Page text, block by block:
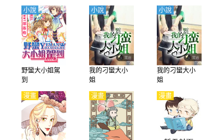
語】
的無聊世界）
【日語】
險記）【國
語】
野蠻大小姐駕
到
小說
我的刁蠻大小
姐
小說
我的刁蠻大小
姐
小說
漫畫 漫畫 漫畫